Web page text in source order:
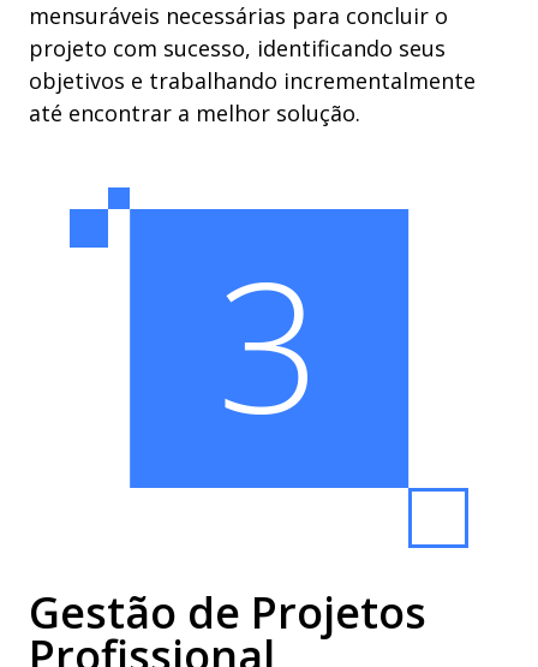
mensuráveis ​​necessárias para concluir o
projeto com sucesso, identificando seus
objetivos e trabalhando incrementalmente
até encontrar a melhor solução.
3
Gestão de Projetos